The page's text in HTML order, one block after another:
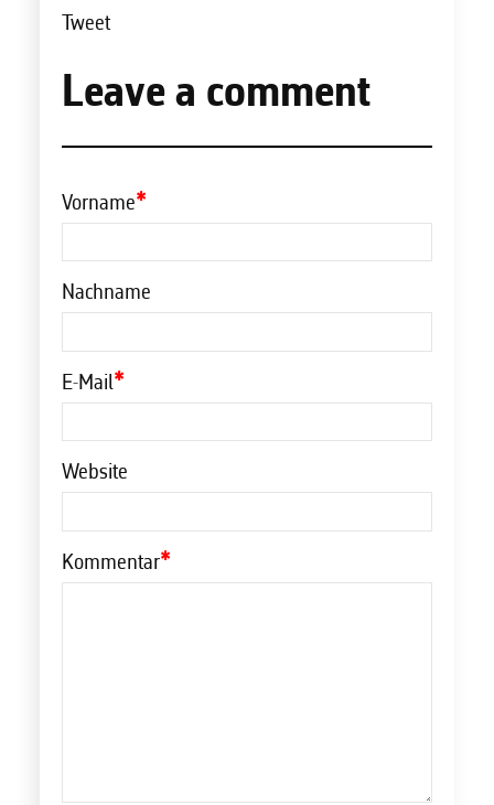
Tweet
Leave a comment
Vorname*
Nachname
E-Mail*
Website
Kommentar*